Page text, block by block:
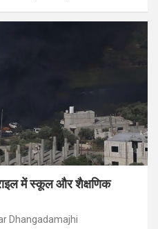
में स्कूल और शैक्षणिक
Dhangadamajhi